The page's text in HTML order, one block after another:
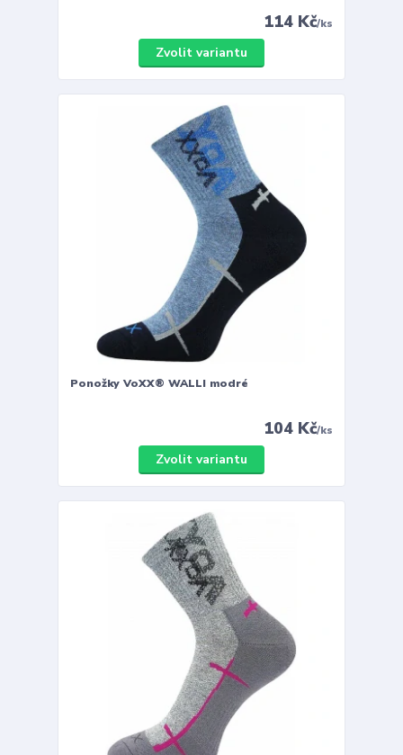
114 Kč/ks
Zvolit variantu
Ponožky VoXX® WALLI modré
104 Kč/ks
Zvolit variantu